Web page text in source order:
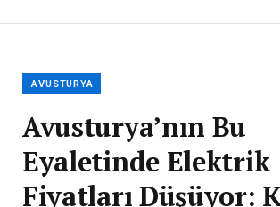
AVUSTURYA
Avusturya’nın Bu
Eyaletinde Elektrik
Fiyatları Düşüyor: